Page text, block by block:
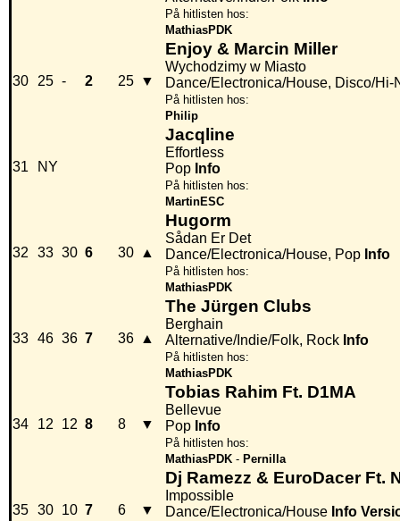
På hitlisten hos:
MathiasPDK
30 25 - 2 25 ▼
Enjoy & Marcin Miller
Wychodzimy w Miasto
Dance/Electronica/House, Disco/Hi-
På hitlisten hos:
Philip
31 NY
Jacqline
Effortless
Pop Info
På hitlisten hos:
MartinESC
32 33 30 6 30 ▲
Hugorm
Sådan Er Det
Dance/Electronica/House, Pop Info
På hitlisten hos:
MathiasPDK
33 46 36 7 36 ▲
The Jürgen Clubs
Berghain
Alternative/Indie/Folk, Rock Info
På hitlisten hos:
MathiasPDK
34 12 12 8 8 ▼
Tobias Rahim Ft. D1MA
Bellevue
Pop Info
På hitlisten hos:
MathiasPDK - Pernilla
35 30 10 7 6 ▼
Dj Ramezz & EuroDacer Ft.
Impossible
Dance/Electronica/House Info